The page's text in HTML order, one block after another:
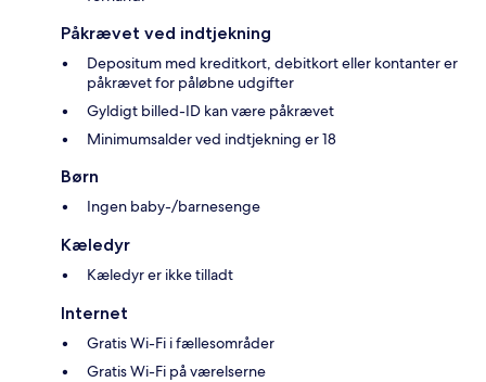
Påkrævet ved indtjekning
Depositum med kreditkort, debitkort eller kontanter er
påkrævet for påløbne udgifter
Gyldigt billed-ID kan være påkrævet
Minimumsalder ved indtjekning er 18
Børn
Ingen baby-/barnesenge
Kæledyr
Kæledyr er ikke tilladt
Internet
Gratis Wi-Fi i fællesområder
Gratis Wi-Fi på værelserne